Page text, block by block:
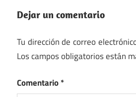
Dejar un comentario
Tu dirección de correo
Los campos obligatorios están
Comentario*